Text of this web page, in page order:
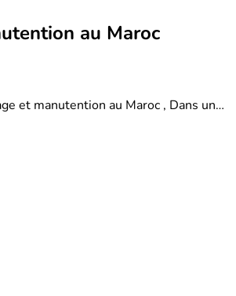
au Maroc
et manutention au Maroc , Dans un…